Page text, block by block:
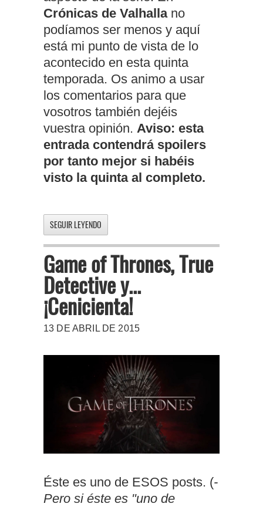
Crónicas de Valhallano
podíamos ser menos y aquí
está mi punto de vista de lo
acontecido en esta quinta
temporada. Os animo a usar
los comentarios para que
vosotros también dejéis
vuestra opinión. Aviso: esta
entrada contendrá spoilers
por tanto mejor si habéis
visto la quinta al completo.
SEGUIR LEYENDO
Game of Thrones, True
Detective y...
¡Cenicienta!
13 DE ABRIL DE 2015
Éste es uno de ESOS posts. (-
Pero si éste es "uno de